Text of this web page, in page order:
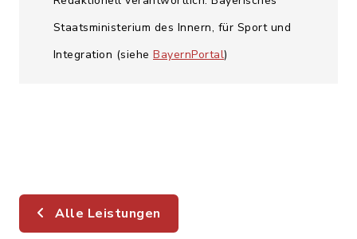
Staatsministerium des Innern, für Sport und
Integration (siehe BayernPortal)
Alle Leistungen